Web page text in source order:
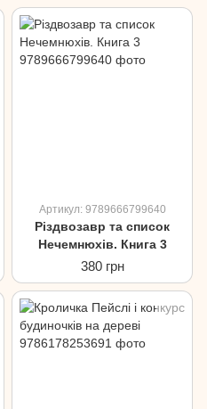
Артикул: 9789666799640
Різдвозавр та список
Нечемнюхів. Книга 3
380 грн